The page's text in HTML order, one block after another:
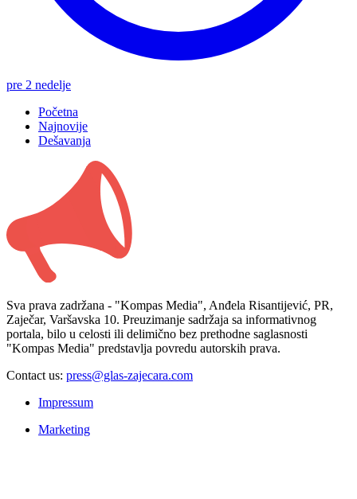
pre 2 nedelje
Početna
Najnovije
Dešavanja
Sva prava zadržana - "Kompas Media", Anđela Risantijević, PR,
Zaječar, Varšavska 10. Preuzimanje sadržaja sa informativnog
portala, bilo u celosti ili delimično bez prethodne saglasnosti
"Kompas Media" predstavlja povredu autorskih prava.
Contact us: press@glas-zajecara.com
Impressum
Marketing